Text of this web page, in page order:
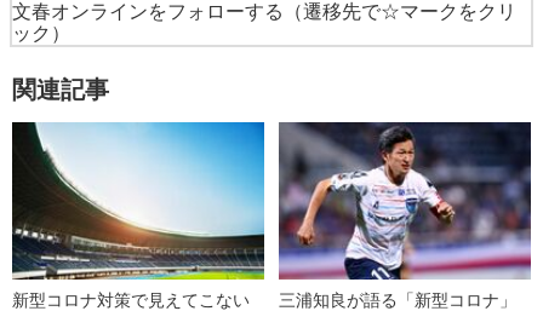
文春オンラインをフォローする
（遷移先で☆マークをクリ
ック）
関連記事
新型コロナ対策で見えてこない
三浦知良が語る「新型コロナ」